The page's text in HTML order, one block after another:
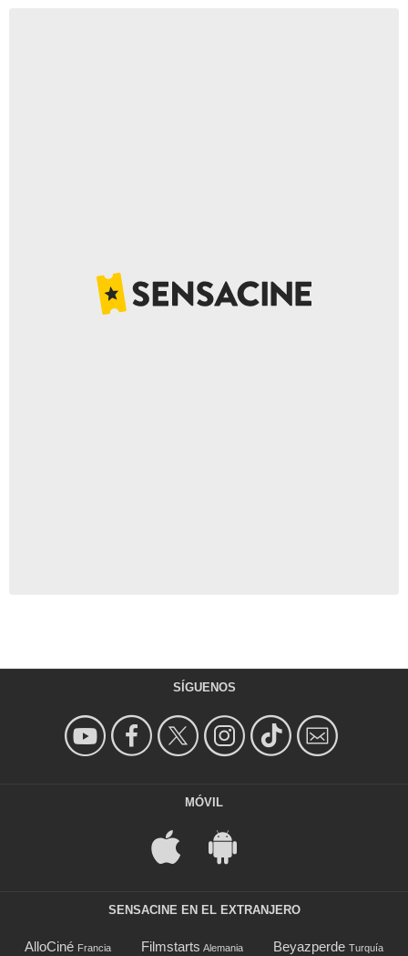
SÍGUENOS
MÓVIL
SENSACINE EN EL EXTRANJERO
AlloCiné Francia Filmstarts Alemania Beyazperde Turquía